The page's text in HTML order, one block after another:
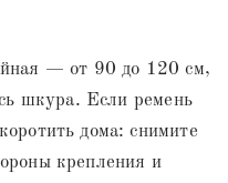
— от 90 до 120 см,
шкура. Если ремень
дома: снимите
крепления и